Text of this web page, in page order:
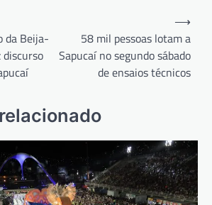
da Beija-
58 mil pessoas lotam a
Sapucaí no segundo sábado
de ensaios técnicos
⟶